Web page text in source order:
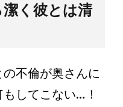
く彼とは清
不倫が奥さんに
してこない…！